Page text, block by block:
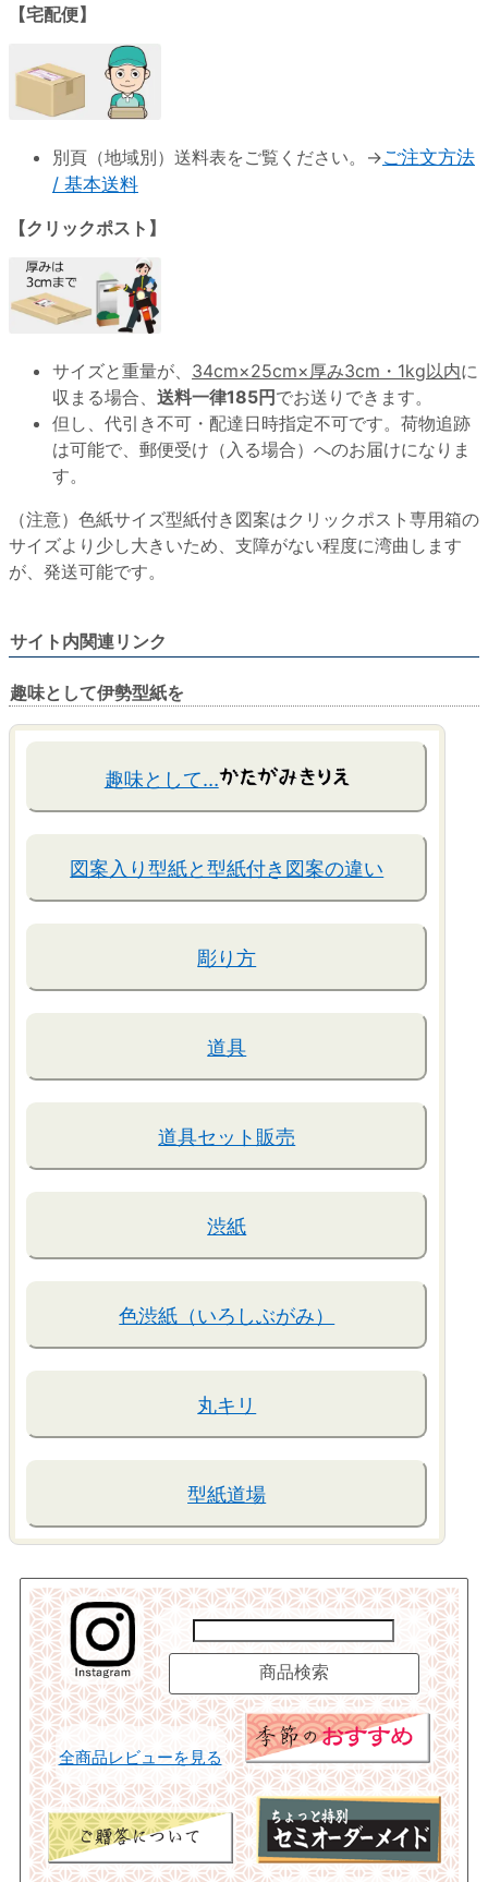
【宅配便】
別頁（地域別）送料表をご覧ください。→ご注文方法
/ 基本送料
【クリックポスト】
サイズと重量が、 34cm×25cm×厚み3cm・1kg以内に
収まる場合、 送料一律185円 でお送りできます。
但し、代引き不可・配達日時指定不可です。荷物追跡
は可能で、郵便受け（入る場合）へのお届けになりま
す。
（注意）色紙サイズ型紙付き図案はクリックポスト専用箱の
サイズより少し大きいため、支障がない程度に湾曲します
が、発送可能です。
サイト内関連リンク
趣味として伊勢型紙を
趣味として…
図案入り型紙と型紙付き図案の違い
彫り方
道具
道具セット販売
渋紙
色渋紙（いろしぶがみ）
丸キリ
型紙道場
全商品レビューを見る